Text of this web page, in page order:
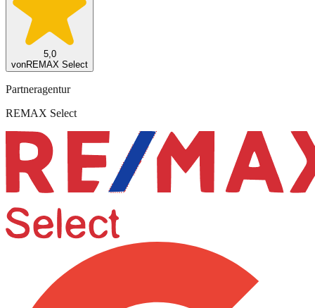
5,0
vonREMAX Select
Partneragentur
REMAX Select